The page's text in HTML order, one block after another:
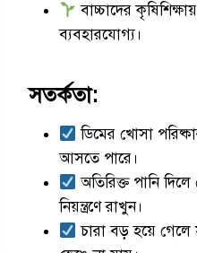
বাচ্চাদের
ব্যবহারযোগ্য।
সতর্কতা:
ডিমের খোসা
আসতে পারে।
অতিরিক্ত পানি
নিয়ন্ত্রণে রাখুন।
চারা বড় হয়ে গেলে